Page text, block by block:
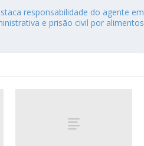
responsabilidade do agente em
e prisão civil por alimentos